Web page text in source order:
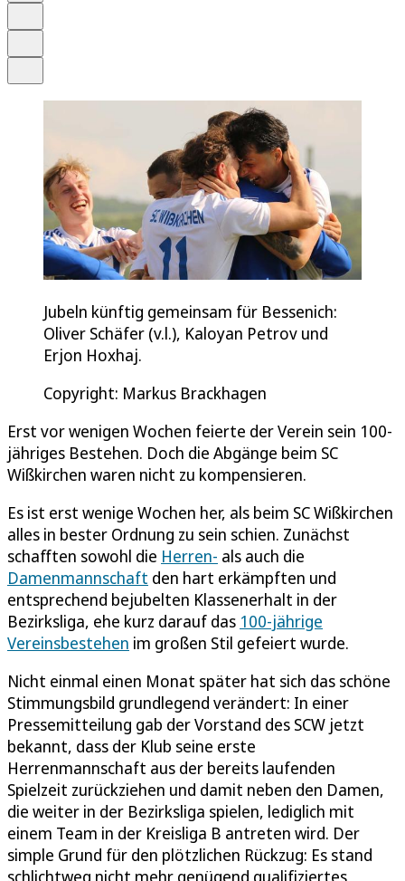
Jubeln künftig gemeinsam für Bessenich:
Oliver Schäfer (v.l.), Kaloyan Petrov und
Erjon Hoxhaj.
Copyright: Markus Brackhagen
Erst vor wenigen Wochen feierte der Verein sein 100-
jähriges Bestehen. Doch die Abgänge beim SC
Wißkirchen waren nicht zu kompensieren.
Es ist erst wenige Wochen her, als beim SC Wißkirchen
alles in bester Ordnung zu sein schien. Zunächst
schafften sowohl die Herren- als auch die
Damenmannschaft den hart erkämpften und
entsprechend bejubelten Klassenerhalt in der
Bezirksliga, ehe kurz darauf das 100-jährige
Vereinsbestehen im großen Stil gefeiert wurde.
Nicht einmal einen Monat später hat sich das schöne
Stimmungsbild grundlegend verändert: In einer
Pressemitteilung gab der Vorstand des SCW jetzt
bekannt, dass der Klub seine erste
Herrenmannschaft aus der bereits laufenden
Spielzeit zurückziehen und damit neben den Damen,
die weiter in der Bezirksliga spielen, lediglich mit
einem Team in der Kreisliga B antreten wird. Der
simple Grund für den plötzlichen Rückzug: Es stand
schlichtweg nicht mehr genügend qualifiziertes